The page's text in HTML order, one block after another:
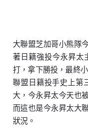
大聯盟芝加哥小熊隊
著日籍強投今永昇太
打，拿下勝投，最終
聯盟日籍投手史上第
大，今永昇太今天也
而這也是今永昇太大
狀況。